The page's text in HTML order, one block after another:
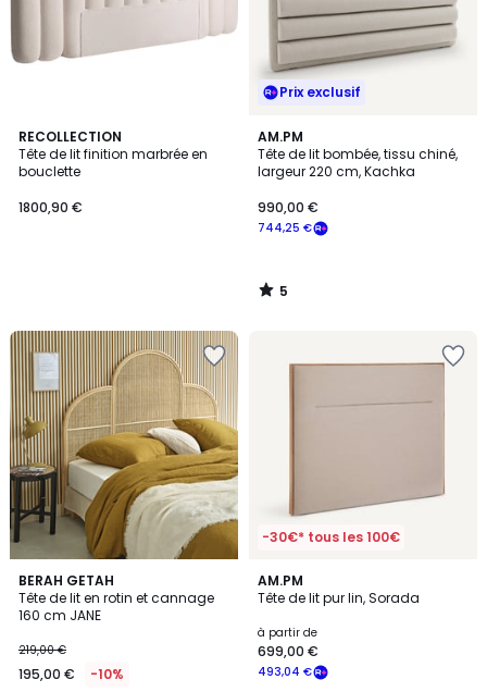
RECOLLECTION
Tête de lit finition marbrée en
bouclette
1800,90 €
Prix exclusif
AM.PM
Tête de lit bombée, tissu chiné,
largeur 220 cm, Kachka
744,25 €
990,00 €
5
/
5
5
/
BERAH GETAH
Tête de lit en rotin et cannage
160 cm JANE
219,00 €
195,00 € -10%
4,9
/ 5
-30€* tous les 100€
AM.PM
Tête de lit pur lin, Sorada
à partir de
493,04 €
699,00 €
4,8
/ 5